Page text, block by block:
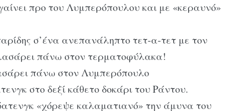
προ του Λυμπερόπουλου και με «κεραυνό»
σ’ένα ανεπανάληπτο τετ-α-τετ με τον
πάνω στον τερματοφύλακα!
πάνω στον Λυμπερόπουλο
στο δεξί κάθετο δοκάρι του Ράντου.
«χόρεψε καλαματιανό» την άμυνα του